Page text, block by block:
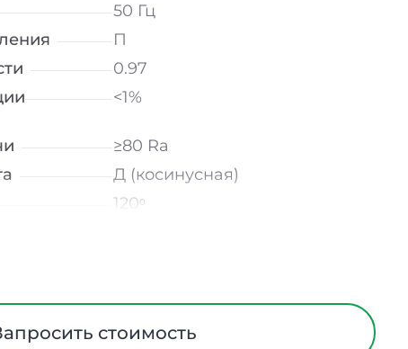
50 Гц
П
0.97
<1%
≥80 Ra
Д (косинусная)
120ᵒ
стоимость